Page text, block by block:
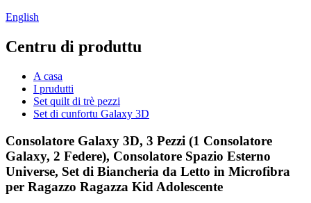
English
Centru di produttu
A casa
I prudutti
Set quilt di trè pezzi
Set di cunfortu Galaxy 3D
Consolatore Galaxy 3D, 3 Pezzi (1 Consolatore
Galaxy, 2 Federe), Consolatore Spazio Esterno
Universe, Set di Biancheria da Letto in Microfibra
per Ragazzo Ragazza Kid Adolescente